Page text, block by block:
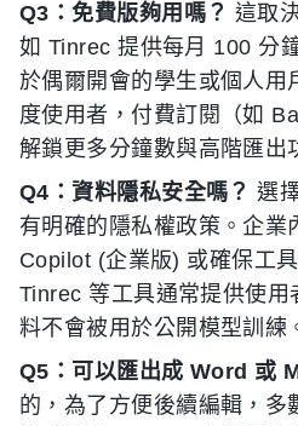
Q3：免費版夠用嗎？ 這取
如 Tinrec 提供每月 100 分
於偶爾開會的學生或個人用
度使用者，付費訂閱（如
解鎖更多分鐘數與高階匯出
Q4：資料隱私安全嗎？ 選
有明確的隱私權政策。企業
Copilot (企業版) 或確保工
Tinrec 等工具通常提供使用
料不會被用於公開模型訓練
Q5：可以匯出成 Word 或
的，為了方便後續編輯，多